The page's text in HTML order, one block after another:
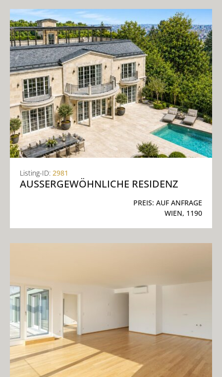
Listing-ID: 2981
AUSSERGEWÖHNLICHE RESIDENZ
PREIS: AUF ANFRAGE
WIEN, 1190